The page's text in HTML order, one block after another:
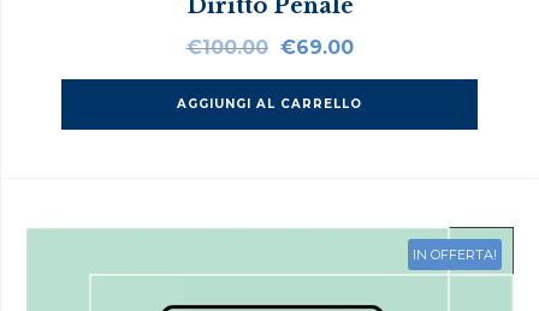
Diritto Penale
€100.00 Il
originale
era:
€69.00Il
attuale
è:
AGGIUNGI AL CARRELLO
IN OFFERTA!